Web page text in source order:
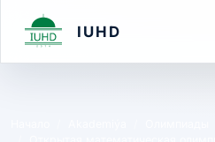
IUHD